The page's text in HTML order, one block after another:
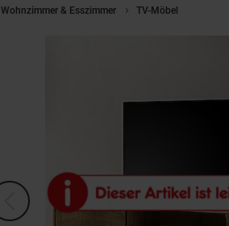
Wohnzimmer & Esszimmer TV-Möbel